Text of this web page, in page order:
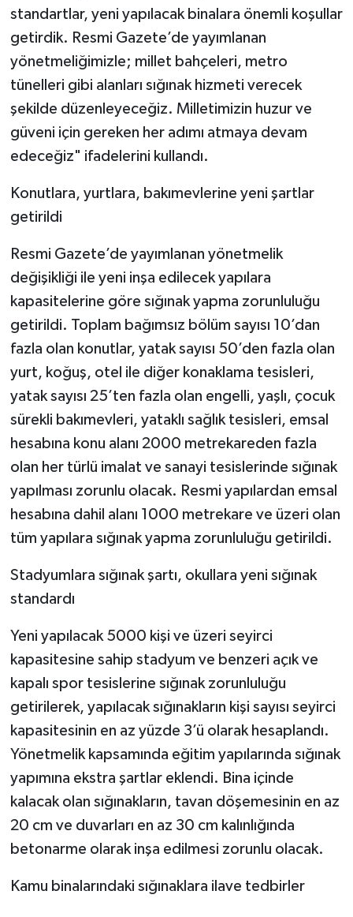
standartlar, yeni yapılacak binalara önemli koşullar
getirdik. Resmi Gazete’de yayımlanan
yönetmeliğimizle; millet bahçeleri, metro
tünelleri gibi alanları sığınak hizmeti verecek
şekilde düzenleyeceğiz. Milletimizin huzur ve
güveni için gereken her adımı atmaya devam
edeceğiz" ifadelerini kullandı.
Konutlara, yurtlara, bakımevlerine yeni şartlar
getirildi
Resmi Gazete’de yayımlanan yönetmelik
değişikliği ile yeni inşa edilecek yapılara
kapasitelerine göre sığınak yapma zorunluluğu
getirildi. Toplam bağımsız bölüm sayısı 10’dan
fazla olan konutlar, yatak sayısı 50’den fazla olan
yurt, koğuş, otel ile diğer konaklama tesisleri,
yatak sayısı 25’ten fazla olan engelli, yaşlı, çocuk
sürekli bakımevleri, yataklı sağlık tesisleri, emsal
hesabına konu alanı 2000 metrekareden fazla
olan her türlü imalat ve sanayi tesislerinde sığınak
yapılması zorunlu olacak. Resmi yapılardan emsal
hesabına dahil alanı 1000 metrekare ve üzeri olan
tüm yapılara sığınak yapma zorunluluğu getirildi.
Stadyumlara sığınak şartı, okullara yeni sığınak
standardı
Yeni yapılacak 5000 kişi ve üzeri seyirci
kapasitesine sahip stadyum ve benzeri açık ve
kapalı spor tesislerine sığınak zorunluluğu
getirilerek, yapılacak sığınakların kişi sayısı seyirci
kapasitesinin en az yüzde 3’ü olarak hesaplandı.
Yönetmelik kapsamında eğitim yapılarında sığınak
yapımına ekstra şartlar eklendi. Bina içinde
kalacak olan sığınakların, tavan döşemesinin en az
20 cm ve duvarları en az 30 cm kalınlığında
betonarme olarak inşa edilmesi zorunlu olacak.
Kamu binalarındaki sığınaklara ilave tedbirler